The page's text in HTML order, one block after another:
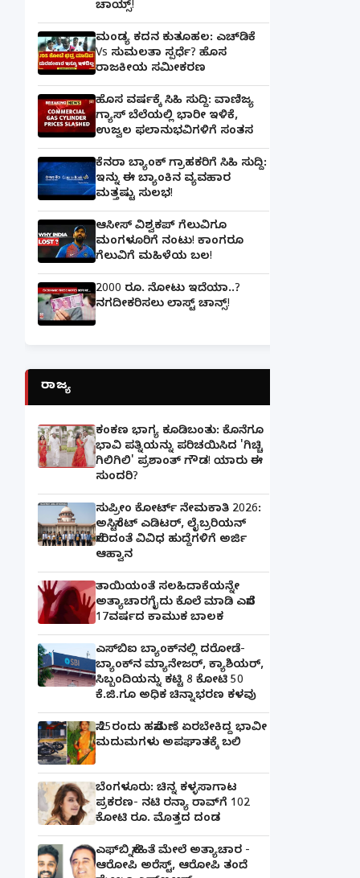
ಚಾಯ್ಸ್‌!
ಮಂಡ್ಯ ಕದನ ಕುತೂಹಲ: ಎಚ್‌ಡಿಕೆ
Vs ಸುಮಲತಾ ಸ್ಪರ್ಧೆ? ಹೊಸ
ರಾಜಕೀಯ ಸಮೀಕರಣ
ಹೊಸ ವರ್ಷಕ್ಕೆ ಸಿಹಿ ಸುದ್ದಿ: ವಾಣಿಜ್ಯ
ಗ್ಯಾಸ್‌ ಬೆಲೆಯಲ್ಲಿ ಭಾರೀ ಇಳಿಕೆ,
ಉಜ್ವಲ ಫಲಾನುಭವಿಗಳಿಗೆ ಸಂತಸ
ಕೆನರಾ ಬ್ಯಾಂಕ್‌ ಗ್ರಾಹಕರಿಗೆ ಸಿಹಿ ಸುದ್ದಿ:
ಇನ್ನು ಈ ಬ್ಯಾಂಕಿನ ವ್ಯವಹಾರ
ಮತ್ತಷ್ಟು ಸುಲಭ!
ಆಸೀಸ್ ವಿಶ್ವಕಪ್ ಗೆಲುವಿಗೂ
ಮಂಗಳೂರಿಗೆ ನಂಟು! ಕಾಂಗರೂ
ಗೆಲುವಿಗೆ ಮಹಿಳೆಯ ಬಲ!
2000 ರೂ. ನೋಟು ಇದೆಯಾ..?
ನಗದೀಕರಿಸಲು ಲಾಸ್ಟ್‌ ಚಾನ್ಸ್‌!
ರಾಜ್ಯ
ಕಂಕಣ ಭಾಗ್ಯ ಕೂಡಿಬಂತು: ಕೊನೆಗೂ
ಭಾವಿ ಪತ್ನಿಯನ್ನು ಪರಿಚಯಿಸಿದ 'ಗಿಚ್ಚಿ
ಗಿಲಿಗಿಲಿ' ಪ್ರಶಾಂತ್ ಗೌಡ! ಯಾರು ಈ
ಸುಂದರಿ?
ಸುಪ್ರೀಂ ಕೋರ್ಟ್ ನೇಮಕಾತಿ 2026:
ಅಸಿಸ್ಟೆಂಟ್ ಎಡಿಟರ್, ಲೈಬ್ರರಿಯನ್
ಸೇರಿದಂತೆ ವಿವಿಧ ಹುದ್ದೆಗಳಿಗೆ ಅರ್ಜಿ
ಆಹ್ವಾನ
ತಾಯಿಯಂತೆ ಸಲಹಿದಾಕೆಯನ್ನೇ
ಅತ್ಯಾಚಾರಗೈದು ಕೊಲೆ ಮಾಡಿ ಎಸೆದ
17ವರ್ಷದ ಕಾಮುಕ ಬಾಲಕ
ಎಸ್‌ಬಿಐ ಬ್ಯಾಂಕ್‌ನಲ್ಲಿ‌ ದರೋಡೆ-
ಬ್ಯಾಂಕ್​ನ ಮ್ಯಾನೇಜರ್‌, ಕ್ಯಾಶಿಯರ್‌,
ಸಿಬ್ಬಂದಿಯನ್ನು ಕಟ್ಟಿ 8 ಕೋಟಿ 50
ಕೆ.ಜಿ.ಗೂ ಅಧಿಕ ಚಿನ್ನಾಭರಣ ಕಳವು
ಸೆ.25ರಂದು ಹಸೆಮಣೆ ಏರಬೇಕಿದ್ದ ಭಾವೀ
ಮದುಮಗಳು ಅಪಘಾತಕ್ಕೆ ಬಲಿ
ಬೆಂಗಳೂರು: ಚಿನ್ನ ಕಳ್ಳಸಾಗಾಟ
ಪ್ರಕರಣ- ನಟಿ ರನ್ಯಾ ರಾವ್‌ಗೆ 102
ಕೋಟಿ ರೂ. ಮೊತ್ತದ ದಂಡ
ಎಫ್‌ಬಿ ಸ್ನೇಹಿತೆ ಮೇಲೆ ಅತ್ಯಾಚಾರ -
ಆರೋಪಿ ಅರೆಸ್ಟ್, ಆರೋಪಿ ತಂದೆ